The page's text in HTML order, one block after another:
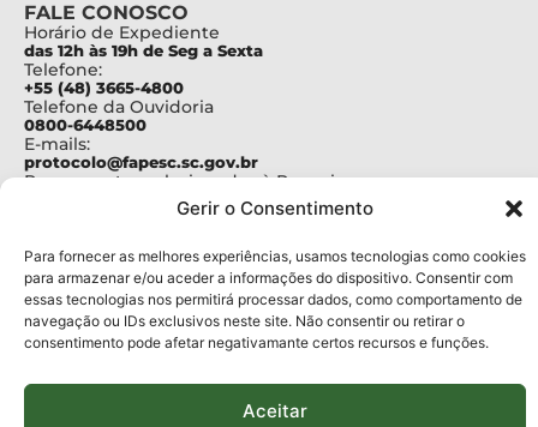
Gerir o Consentimento
Para fornecer as melhores experiências, usamos tecnologias como cookies
para armazenar e/ou aceder a informações do dispositivo. Consentir com
essas tecnologias nos permitirá processar dados, como comportamento de
navegação ou IDs exclusivos neste site. Não consentir ou retirar o
consentimento pode afetar negativamante certos recursos e funções.
Aceitar
FALE CONOSCO
Horário de Expediente
das 12h às 19h de Seg a Sexta
Telefone:
+55 (48) 3665-4800
Telefone da Ouvidoria
0800-6448500
E-mails:
protocolo@fapesc.sc.gov.br
Para assuntos relacionados à Pesquisa
pesquisa@fapesc.sc.gov.br
Para assuntos relacionados à Inovação
Para assuntos relacionados à Bolsas
bolsas@fapesc.sc.gov.br
Para assuntos relacionados à Prestação de Contas
prestacaodecontas@fapesc.sc.gov.br
Para assuntos relacionados à Plataforma
plataforma@fapesc.sc.gov.br
Jair Artur da Silva dpo@fapesc.sc.gov.br 3665-4831